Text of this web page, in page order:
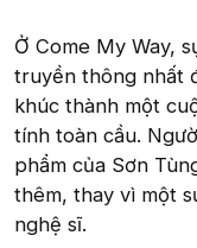
Ở Come My Way,
truyền thông nhất
khúc thành một
tính toàn cầu.
phẩm của Sơn
thêm, thay vì một
nghệ sĩ.